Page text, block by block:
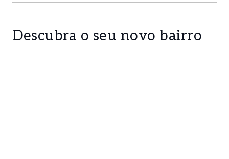
Descubra o seu novo bairro